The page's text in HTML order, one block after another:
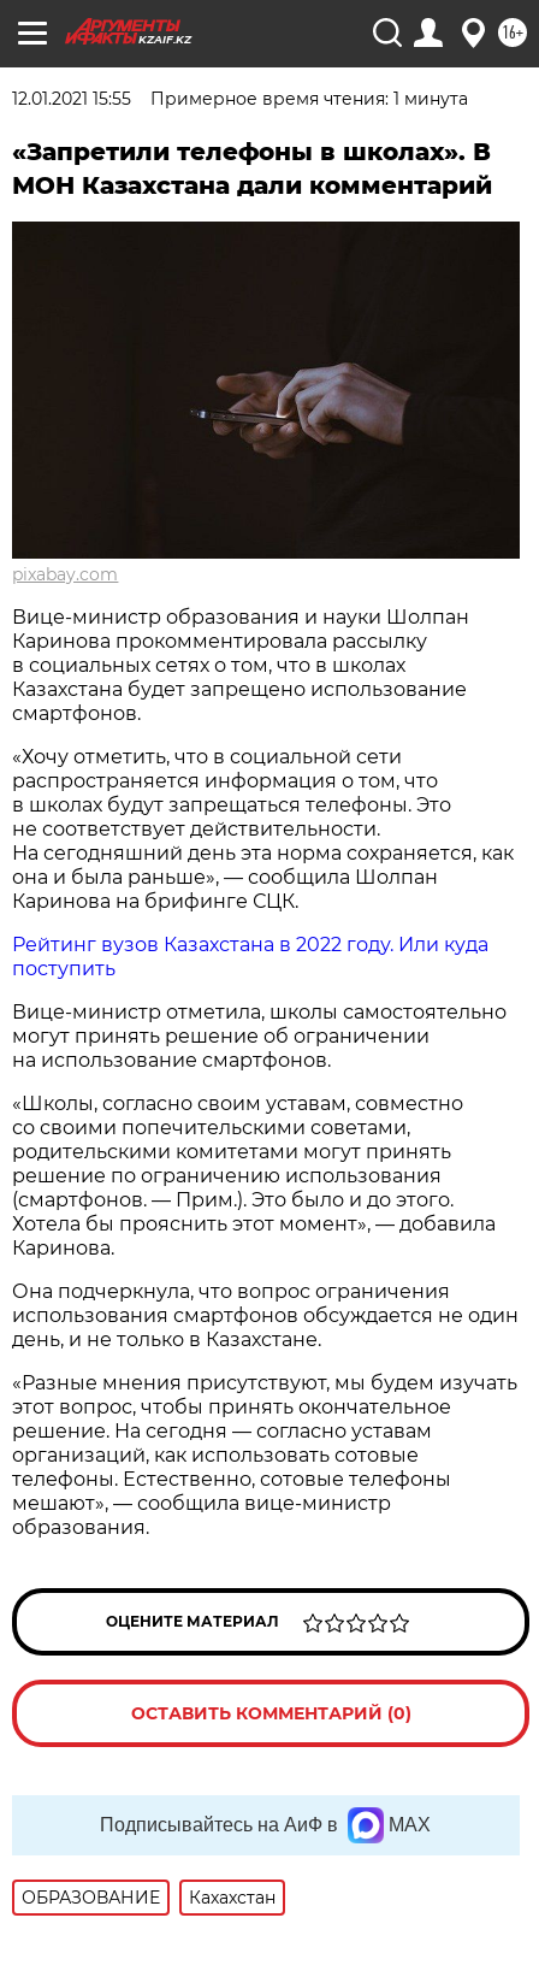
KZAIF.KZ 16+
12.01.2021 15:55 Примерное время чтения: 1 минута
«Запретили телефоны в школах». В
МОН Казахстана дали комментарий
pixabay.com
Вице-министр образования и науки Шолпан
Каринова прокомментировала рассылку
в социальных сетях о том, что в школах
Казахстана будет запрещено использование
смартфонов.
«Хочу отметить, что в социальной сети
распространяется информация о том, что
в школах будут запрещаться телефоны. Это
не соответствует действительности.
На сегодняшний день эта норма сохраняется, как
она и была раньше», — сообщила Шолпан
Каринова на брифинге СЦК.
Рейтинг вузов Казахстана в 2022 году. Или куда
поступить
Вице-министр отметила, школы самостоятельно
могут принять решение об ограничении
на использование смартфонов.
«Школы, согласно своим уставам, совместно
со своими попечительскими советами,
родительскими комитетами могут принять
решение по ограничению использования
(смартфонов. — Прим.). Это было и до этого.
Хотела бы прояснить этот момент», — добавила
Каринова.
Она подчеркнула, что вопрос ограничения
использования смартфонов обсуждается не один
день, и не только в Казахстане.
«Разные мнения присутствуют, мы будем изучать
этот вопрос, чтобы принять окончательное
решение. На сегодня — согласно уставам
организаций, как использовать сотовые
телефоны. Естественно, сотовые телефоны
мешают», — сообщила вице-министр
образования.
ОЦЕНИТЕ МАТЕРИАЛ
ОСТАВИТЬ КОММЕНТАРИЙ (0)
Подписывайтесь на АиФ в MAX
ОБРАЗОВАНИЕ Кахахстан